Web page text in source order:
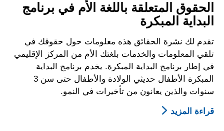
الحقوق المتعلقة باللغة الأم في برنامج
البداية المبكرة
تقدم لك نشرة الحقائق هذه معلومات حول حقوقك في
تلقي المعلومات والخدمات بلغتك الأم من المركز الإقليمي
في إطار برنامج البداية المبكرة. يخدم برنامج البداية
المبكرة الأطفال حديثي الولادة والأطفال حتى سن 3
سنوات والذين يعانون من تأخيرات في النمو.
قراءة المزيد About